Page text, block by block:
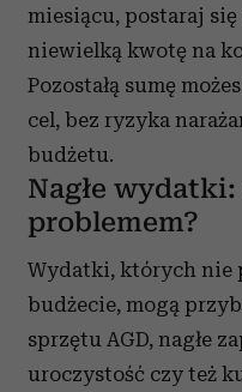
miesiącu, postaraj się
niewielką kwotę na
Pozostałą sumę
cel, bez ryzyka
budżetu.
Nagłe
problemem?
Wydatki, których nie
budżecie, mogą
sprzętu AGD, nagłe
uroczystość czy też